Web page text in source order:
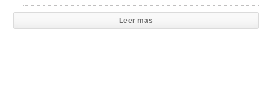
Leer mas